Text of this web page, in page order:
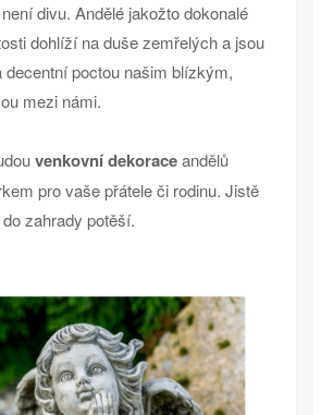
divu. Andělé jakožto dokonalé
dohlíží na duše zemřelých a jsou
decentní poctou našim blízkým,
mezi námi.
venkovní dekoraceandělů
pro vaše přátele či rodinu. Jistě
zahrady potěší.